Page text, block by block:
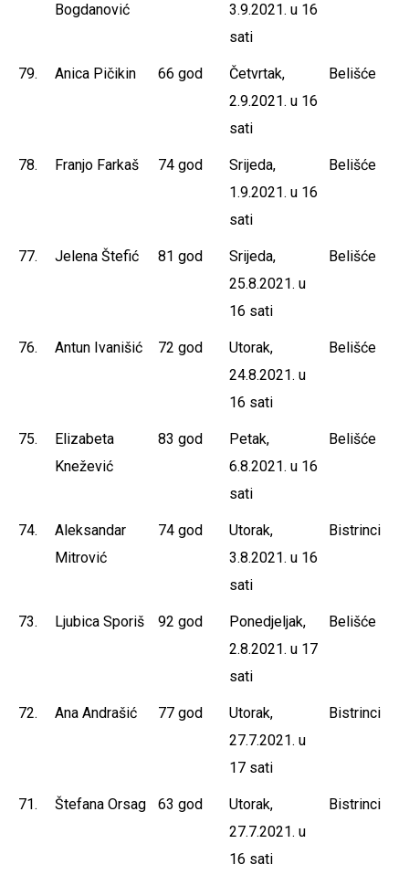
Bogdanović
3.9.2021. u 16
sati
79. Anica Pičikin 66 god
Četvrtak,
2.9.2021. u 16
sati
Belišće
78. Franjo Farkaš 74 god
Srijeda,
1.9.2021. u 16
sati
Belišće
77. Jelena Štefić 81 god
Srijeda,
25.8.2021. u
16 sati
Belišće
76. Antun Ivanišić 72 god
Utorak,
24.8.2021. u
16 sati
Belišće
75.
Elizabeta
Knežević
83 god
Petak,
6.8.2021. u 16
sati
Belišće
74.
Aleksandar
Mitrović
74 god
Utorak,
3.8.2021. u 16
sati
Bistrinci
73. Ljubica Sporiš 92 god
Ponedjeljak,
2.8.2021. u 17
sati
Belišće
72. Ana Andrašić 77 god
Utorak,
27.7.2021. u
17 sati
Bistrinci
71. Štefana Orsag 63 god
Utorak,
27.7.2021. u
16 sati
Bistrinci